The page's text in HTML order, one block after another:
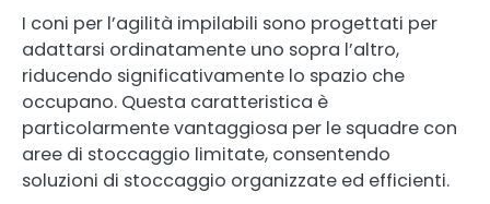
I coni per l’agilità impilabili sono progettati per
adattarsi ordinatamente uno sopra l’altro,
riducendo significativamente lo spazio che
occupano. Questa caratteristica è
particolarmente vantaggiosa per le squadre con
aree di stoccaggio limitate, consentendo
soluzioni di stoccaggio organizzate ed efficienti.